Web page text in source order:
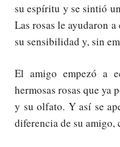
su espíritu y se sintió
Las rosas le ayudaron
su sensibilidad y, sin
El amigo empezó a
hermosas rosas que ya
y su olfato. Y así se
diferencia de su amigo,